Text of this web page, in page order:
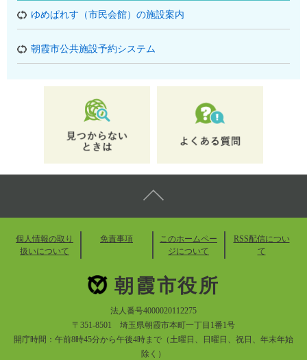
ゆめぱれす（市民会館）の施設案内
朝霞市公共施設予約システム
個人情報の取り
扱いについて
免責事項
このホームペー
ジについて
RSS配信につい
て
朝霞市役所
法人番号4000020112275
〒351-8501 埼玉県朝霞市本町一丁目1番1号
開庁時間：午前8時45分から午後4時まで（土曜日、日曜日、祝日、年末年始
除く）